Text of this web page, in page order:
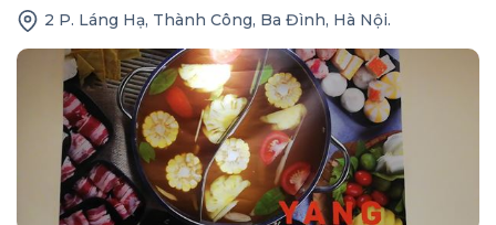
2 P. Láng Hạ, Thành Công, Ba Đình, Hà Nội.